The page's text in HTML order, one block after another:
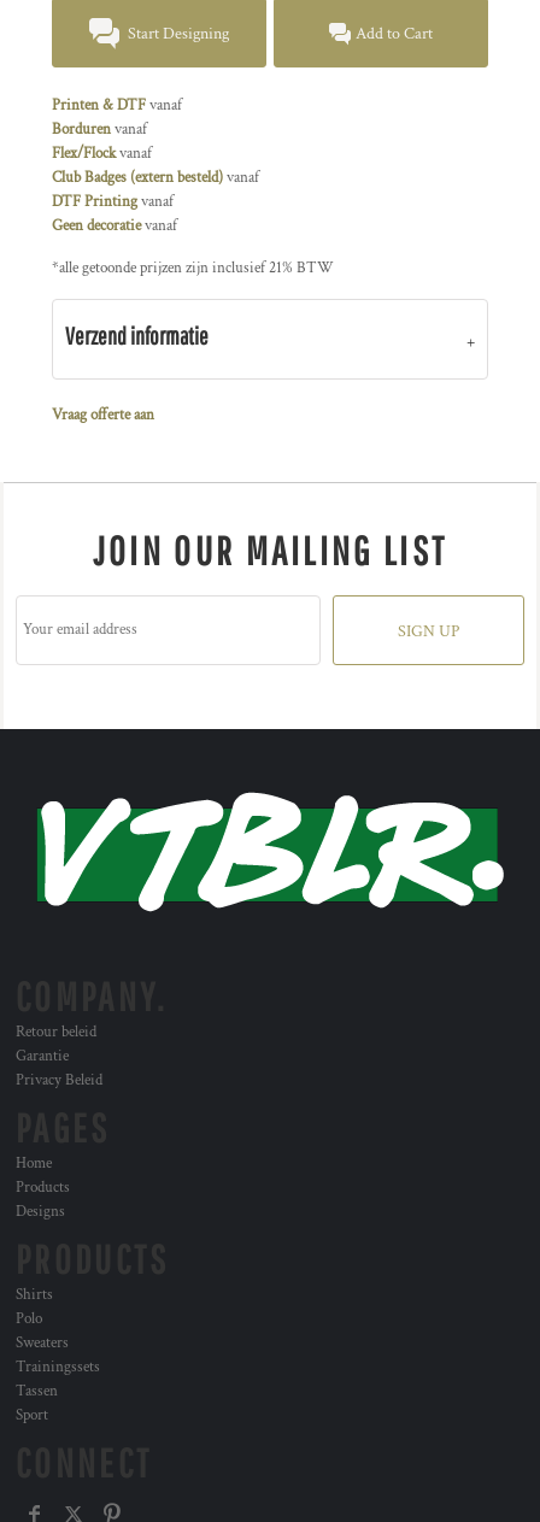
Start Designing Add to Cart
Printen & DTFvanaf
Bordurenvanaf
Flex/Flockvanaf
Club Badges (extern besteld)vanaf
DTF Printingvanaf
Geen decoratievanaf
*alle getoonde prijzen zijn inclusief 21% BTW
Verzend informatie
Vraag offerte aan
JOIN OUR MAILING LIST
SIGN UP
Retour beleid
Garantie
Privacy Beleid
Home
Products
Designs
Shirts
Polo
Sweaters
Trainingssets
Tassen
Sport